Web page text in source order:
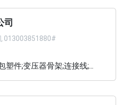
司
013003851880#
塑件;变压器骨架;连接线;...